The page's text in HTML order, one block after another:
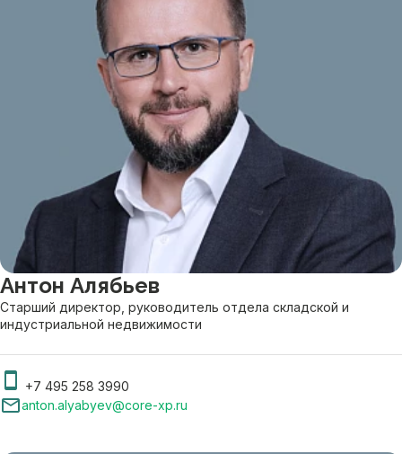
Антон Алябьев
Старший директор, руководитель отдела складской и
индустриальной недвижимости
+7 495 258 3990
anton.alyabyev@core-xp.ru